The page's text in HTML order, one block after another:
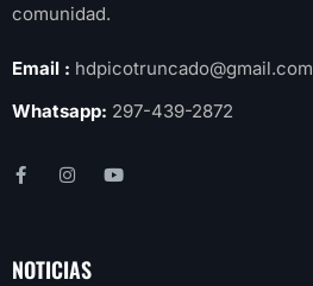
comunidad.
Email : hdpicotruncado@gmail.com
Whatsapp: 297-439-2872
NOTICIAS